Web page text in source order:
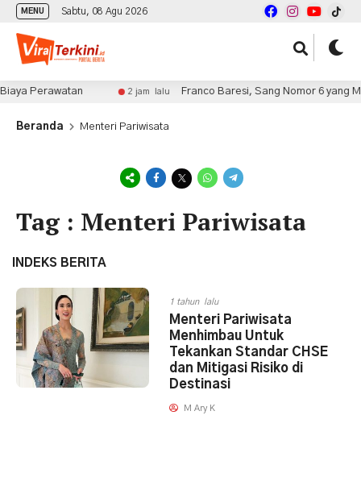
MENU Sabtu, 08 Agu 2026
Perawatan 2 jam lalu Franco Baresi, Sang Nomor 6 yang
Beranda Menteri Pariwisata
Tag : Menteri Pariwisata
INDEKS BERITA
1 tahun lalu
Menteri Pariwisata
Menhimbau Untuk
Tekankan Standar CHSE
dan Mitigasi Risiko di
Destinasi
M Ary K